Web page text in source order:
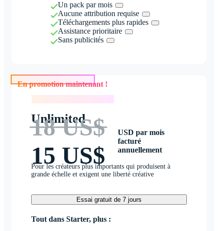
Un pack par mois
Aucune attribution requise
Téléchargements plus rapides
Assistance prioritaire
Sans publicités
En promotion maintenant !
Unlimited
18 US$
15 US$
USD par mois
facturé
annuellement
Pour les créateurs plus importants qui produisent à
grande échelle et exigent une liberté créative
Essai gratuit de 7 jours
Tout dans Starter, plus :